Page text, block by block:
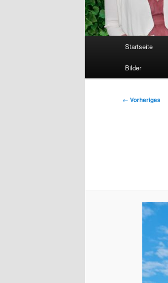
Startseite
Bilder
Bilder-
← Vorheriges